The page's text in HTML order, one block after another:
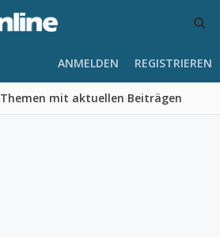
Themen mit aktuellen Beiträgen
ANMELDEN REGISTRIEREN